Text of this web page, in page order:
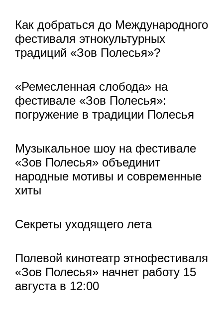
Как добраться до Международного
фестиваля этнокультурных
традиций «Зов Полесья»?
«Ремесленная слобода» на
фестивале «Зов Полесья»:
погружение в традиции Полесья
Музыкальное шоу на фестивале
«Зов Полесья» объединит
народные мотивы и современные
хиты
Секреты уходящего лета
Полевой кинотеатр этнофестиваля
«Зов Полесья» начнет работу 15
августа в 12:00